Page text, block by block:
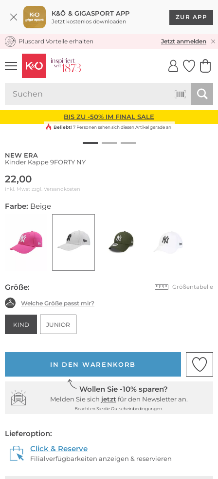
K&Ö & GIGASPORT APP
Jetzt kostenlos downloaden
ZUR APP
KOSTENLOSER VERSAND* & RÜCKVERSAND
Pluscard Vorteile erhalten Jetzt anmelden
UNSERE APP
CLICK &
BIS ZU -50% IM FINAL SALE
Beliebt! 7 Personen sehen sich diesen Artikel gerade an
NEW ERA
Kinder Kappe 9FORTY NY
22,00
inkl. Mwst zzgl. Versandkosten
Farbe: Beige
Größe: Größentabelle
Welche Größe passt mir?
KIND JUNIOR
IN DEN WARENKORB
Wollen Sie -10% sparen?
Melden Sie sich jetzt für den Newsletter an.
Beachten Sie die Gutscheinbedingungen.
Lieferoption:
Click & Reserve
Filialverfügbarkeiten anzeigen & reservieren